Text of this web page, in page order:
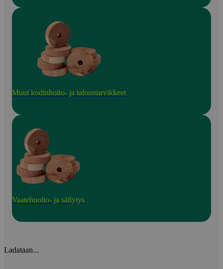
Muut kodinhoito- ja taloustarvikkeet
Vaatehuolto- ja säilytys
Ladataan...